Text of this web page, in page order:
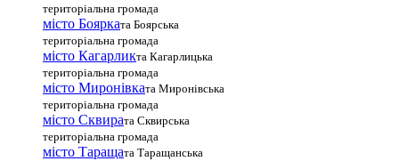
територіальна громада
місто Боярката Боярська
територіальна громада
місто Кагарликта Кагарлицька
територіальна громада
місто Миронівката Миронівська
територіальна громада
місто Сквирата Сквирська
територіальна громада
місто Таращата Таращанська